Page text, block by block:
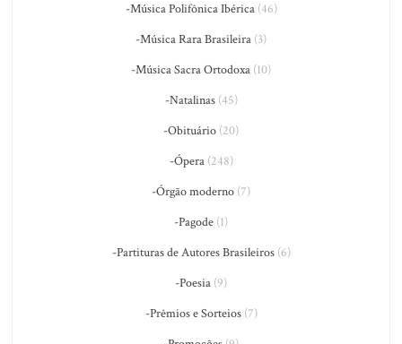
-Música Polifônica Ibérica(46)
-Música Rara Brasileira (3)
-Música Sacra Ortodoxa (10)
-Natalinas(45)
-Obituário (20)
-Ópera(248)
-Órgão moderno (7)
-Pagode (1)
-Partituras de Autores Brasileiros(6)
-Poesia (9)
-Prêmios e Sorteios(7)